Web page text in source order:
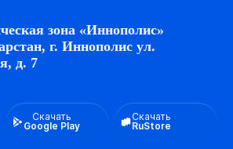
зона «Иннополис»
г. Иннополис ул.
д. 7
Скачать
Google Play
Скачать
RuStore